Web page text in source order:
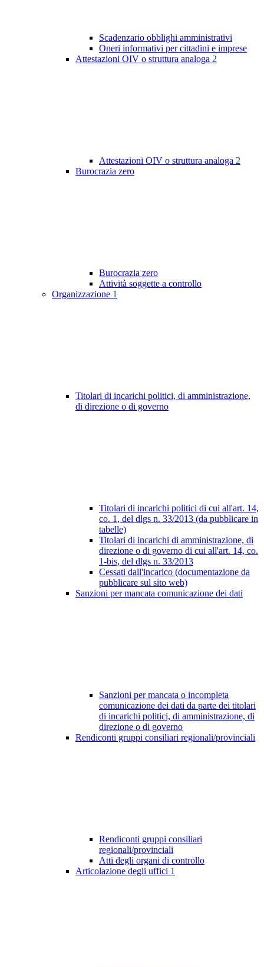
Scadenzario obblighi amministrativi
Oneri informativi per cittadini e imprese
Attestazioni OIV o struttura analoga 2
Attestazioni OIV o struttura analoga 2
Burocrazia zero
Burocrazia zero
Attività soggette a controllo
Organizzazione 1
Titolari di incarichi politici, di amministrazione,
di direzione o di governo
Titolari di incarichi politici di cui all'art. 14,
co. 1, del dlgs n. 33/2013 (da pubblicare in
tabelle)
Titolari di incarichi di amministrazione, di
direzione o di governo di cui all'art. 14, co.
1-bis, del dlgs n. 33/2013
Cessati dall'incarico (documentazione da
pubblicare sul sito web)
Sanzioni per mancata comunicazione dei dati
Sanzioni per mancata o incompleta
comunicazione dei dati da parte dei titolari
di incarichi politici, di amministrazione, di
direzione o di governo
Rendiconti gruppi consiliari regionali/provinciali
Rendiconti gruppi consiliari
regionali/provinciali
Atti degli organi di controllo
Articolazione degli uffici 1